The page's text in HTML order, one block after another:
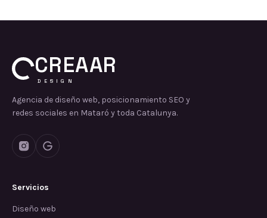
CREAAR
DESIGN
Agencia de diseño web, posicionamiento SEO y
redes sociales en Mataró y toda Catalunya.
Servicios
Diseño web